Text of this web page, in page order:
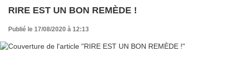
RIRE EST UN BON REMÈDE !
Publié le 17/08/2020 à 12:13